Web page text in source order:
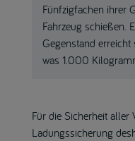
Fünfzigfachen ihrer
Fahrzeug schießen.
Gegenstand
was 1.000
Für die Sicherheit aller
Ladungssicherung